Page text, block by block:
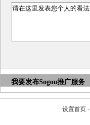
我要发布Sogou推广服务
设置首页-